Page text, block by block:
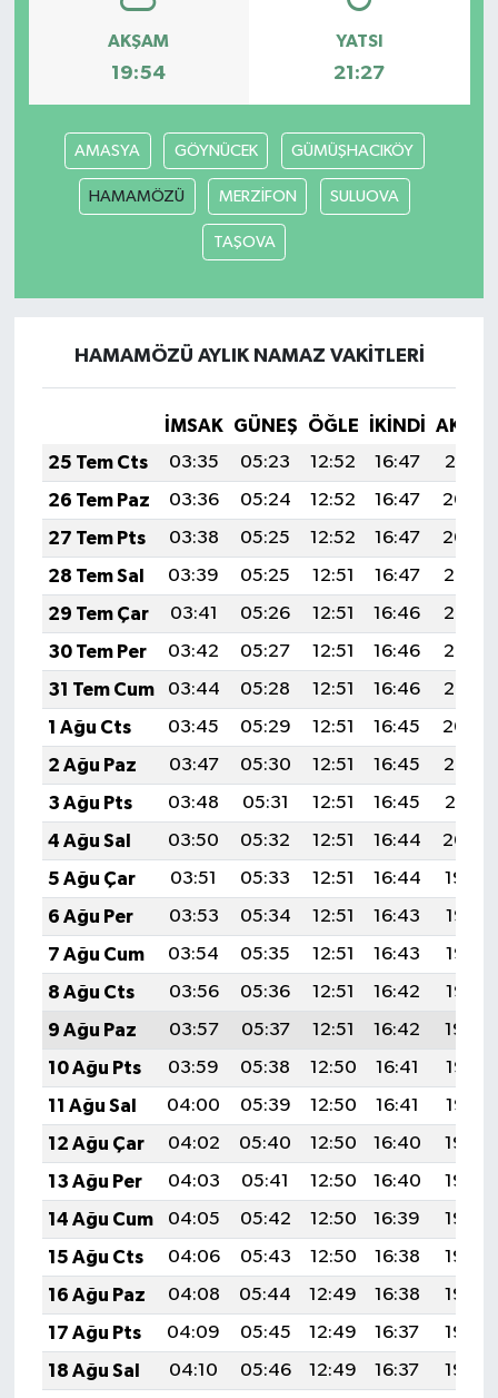
AKŞAM
19:54
YATSI
21:27
AMASYA GÖYNÜCEK GÜMÜŞHACIKÖY
HAMAMÖZÜ MERZİFON SULUOVA
TAŞOVA
HAMAMÖZÜ AYLIK NAMAZ VAKITLERI
İMSAK GÜNEŞ ÖĞLE İKINDI
25 Tem Cts
03:35 05:23 12:52 16:47
20:10
26 Tem Paz
03:36 05:24 12:52 16:47
20:09
27 Tem Pts
03:38 05:25 12:52 16:47
20:09
28 Tem Sal
03:39 05:25 12:51 16:47
20:08
29 Tem Çar
03:41 05:26 12:51 16:46
20:07
30 Tem Per
03:42 05:27 12:51 16:46
20:06
31 Tem Cum
03:44 05:28 12:51 16:46
20:05
1 Ağu Cts
03:45 05:29 12:51 16:45
20:04
2 Ağu Paz
03:47 05:30 12:51 16:45
20:02
3 Ağu Pts
03:48 05:31 12:51 16:45
20:01
4 Ağu Sal
03:50 05:32 12:51 16:44
20:00
5 Ağu Çar
03:51 05:33 12:51 16:44
19:59
6 Ağu Per
03:53 05:34 12:51 16:43
19:58
7 Ağu Cum
03:54 05:35 12:51 16:43
19:57
8 Ağu Cts
03:56 05:36 12:51 16:42
19:55
9 Ağu Paz
03:57 05:37 12:51 16:42
19:54
10 Ağu Pts
03:59 05:38 12:50 16:41
19:53
11 Ağu Sal
04:00 05:39 12:50 16:41
19:52
12 Ağu Çar
04:02 05:40 12:50 16:40
19:50
13 Ağu Per
04:03 05:41 12:50 16:40
19:49
14 Ağu Cum
04:05 05:42 12:50 16:39
19:48
15 Ağu Cts
04:06 05:43 12:50 16:38
19:46
16 Ağu Paz
04:08 05:44 12:49 16:38
19:45
17 Ağu Pts
04:09 05:45 12:49 16:37
19:44
18 Ağu Sal
04:10 05:46 12:49 16:37
19:42